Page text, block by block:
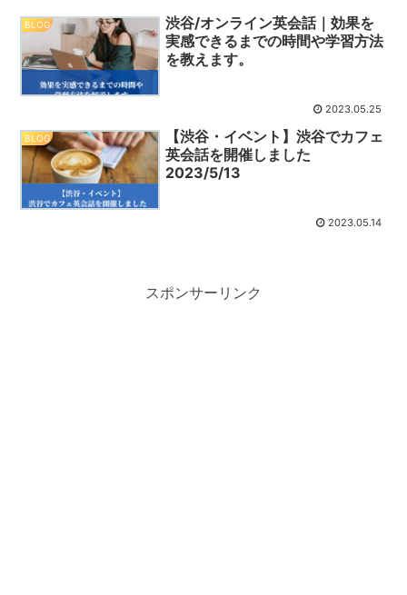
BLOG
渋谷/オンライン英会話｜効果を
実感できるまでの時間や学習方法
を教えます。
2023.05.25
BLOG
【渋谷・イベント】渋谷でカフェ
英会話を開催しました
2023/5/13
2023.05.14
スポンサーリンク